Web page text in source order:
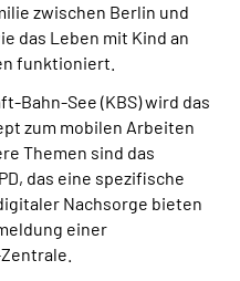
zwischen Berlin und
das Leben mit Kind an
funktioniert.
Bahn-See (KBS) wird das
zum mobilen Arbeiten
Themen sind das
das eine spezifische
Nachsorge bieten
einer